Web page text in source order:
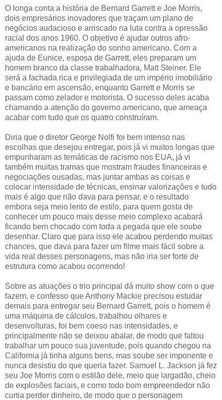
O longa conta a história de Bernard Garrett e Joe Morris,
dois empresários inovadores que traçam um plano de
negócios audacioso e arriscado na luta contra a opressão
racial dos anos 1960. O objetivo é ajudar outros afro-
americanos na realização do sonho americano. Com a
ajuda de Eunice, esposa de Garrett, eles preparam um
homem branco da classe trabalhadora, Matt Steiner. Ele
será a fachada rica e privilegiada de um império imobiliário
e bancário em ascensão, enquanto Garrett e Morris se
passam como zelador e motorista. O sucesso deles acaba
chamando a atenção do governo americano, que ameaça
acabar com tudo que os quatro construíram.
Diria que o diretor George Nolfi foi bem intenso nas
escolhas que desejou entregar, pois já vi muitos longas que
empunharam as temáticas de racismo nos EUA, já vi
também muitas tramas que mostram fraudes financeiras e
negociações ousadas, mas juntar ambas as coisas e
colocar intensidade de técnicas, ensinar valorizações e tudo
mais é algo que não dava para pensar, e o resultado
embora seja meio lento de estilo, para quem gosta de
conhecer um pouco mais desse meio complexo acabará
ficando bem chocado com toda a pegada que ele soube
desenhar. Claro que para isso ele acabou perdendo muitas
chances, que dava para fazer um filme mais fácil sobre a
vida real desses personagens, mas não iria ser forte de
estrutura como acabou ocorrendo!
Sobre as atuações o trio principal dá muito show com o que
fazem, e confesso que Anthony Mackie precisou estudar
demais para entregar seu Bernard Garrett, pois o homem é
uma máquina de cálculos, trabalhou olhares e
desenvolturas, foi bem coeso nas intensidades, e
principalmente não se deixou abalar, de modo que faltou
trabalhar um pouco sua juventude, pois quando chegou na
California já tinha alguns bens, mas soube ser imponente e
nunca desistiu do que queria fazer. Samuel L. Jackson já fez
seu Joe Morris com o estilão dele, meio que largadão, cheio
de explosões faciais, e como todo bom empreendedor não
curtia perder dinheiro, de modo que o personagem